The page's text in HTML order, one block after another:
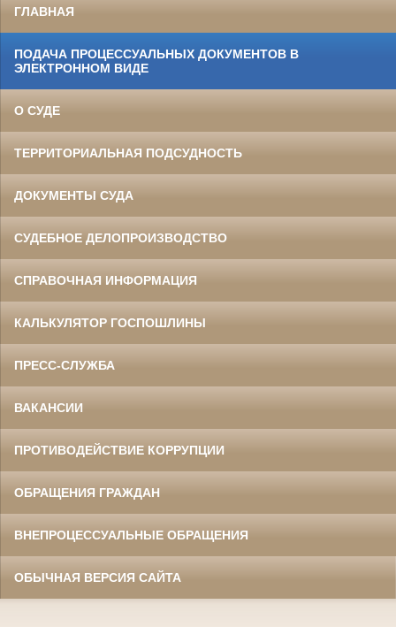
ГЛАВНАЯ
ПОДАЧА ПРОЦЕССУАЛЬНЫХ ДОКУМЕНТОВ В
ЭЛЕКТРОННОМ ВИДЕ
О СУДЕ
ТЕРРИТОРИАЛЬНАЯ ПОДСУДНОСТЬ
ДОКУМЕНТЫ СУДА
СУДЕБНОЕ ДЕЛОПРОИЗВОДСТВО
СПРАВОЧНАЯ ИНФОРМАЦИЯ
КАЛЬКУЛЯТОР ГОСПОШЛИНЫ
ПРЕСС-СЛУЖБА
ВАКАНСИИ
ПРОТИВОДЕЙСТВИЕ КОРРУПЦИИ
ОБРАЩЕНИЯ ГРАЖДАН
ВНЕПРОЦЕССУАЛЬНЫЕ ОБРАЩЕНИЯ
ОБЫЧНАЯ ВЕРСИЯ САЙТА